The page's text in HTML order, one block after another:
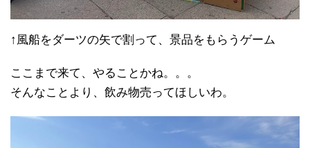
↑風船をダーツの矢で割って、景品をもらうゲーム
ここまで来て、やることかね。。。
そんなことより、飲み物売ってほしいわ。